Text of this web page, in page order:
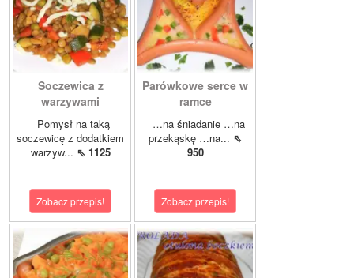
Soczewica z
warzywami
Pomysł na taką
soczewicę z dodatkiem
warzyw... ⇖ 1125
Zobacz przepis!
Parówkowe serce w
ramce
…na śniadanie …na
przekąskę …na... ⇖
950
Zobacz przepis!